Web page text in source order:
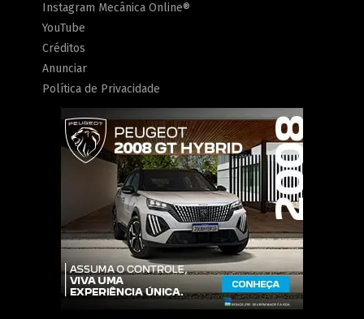
Instagram Mecânica Online®
YouTube
Créditos
Anunciar
Política de Privacidade